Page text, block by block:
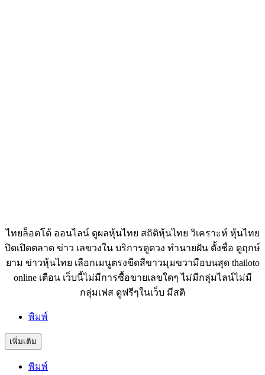
ไทยล็อตโต้ ออนไลน์ ดูผลหุ้นไทย สถิติหุ้นไทย วิเคราะห์ หุ้นไทย
ปิดเปิดตลาด ข่าว เลขวงใน บริการดูดวง ทำนายฝัน ตั้งชื่อ ดูฤกษ์
ยาม ข่าวหุ้นไทย เลือกเมนูตรงขีดสีขาวมุมขวามือบนสุด thailoto
online เตือน เว็บนี้ไม่มีการซื้อขายเลขใดๆ ไม่มีกลุ่มไลน์ไม่มี
กลุ่มเฟส ดูฟรีๆในเว็บ มีสติ
พิมพ์
เพิ่มเติม
พิมพ์